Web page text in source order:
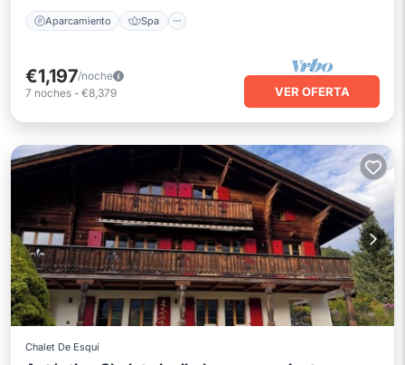
Aparcamiento Spa
€1,197/noche
7 noches - €8,379 VER OFERTA
Chalet De Esquí